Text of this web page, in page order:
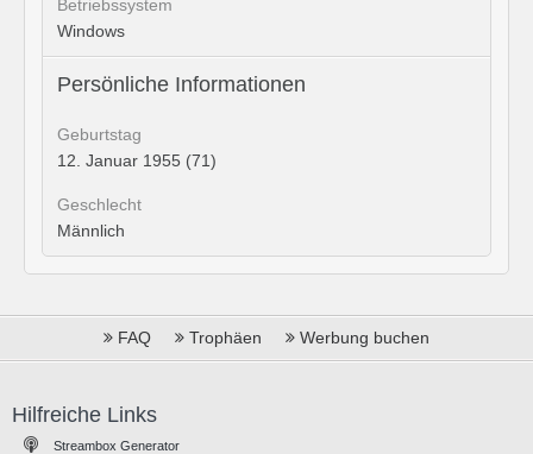
Betriebssystem
Windows
Persönliche Informationen
Geburtstag
12. Januar 1955 (71)
Geschlecht
Männlich
FAQ Trophäen Werbung buchen
Hilfreiche Links
Streambox Generator